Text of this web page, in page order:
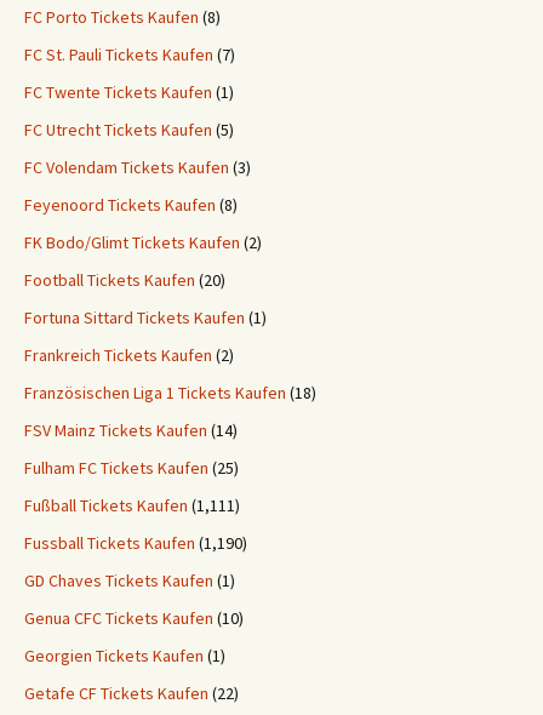
FC Porto Tickets Kaufen (8)
FC St. Pauli Tickets Kaufen (7)
FC Twente Tickets Kaufen (1)
FC Utrecht Tickets Kaufen (5)
FC Volendam Tickets Kaufen (3)
Feyenoord Tickets Kaufen (8)
FK Bodo/Glimt Tickets Kaufen (2)
Football Tickets Kaufen (20)
Fortuna Sittard Tickets Kaufen (1)
Frankreich Tickets Kaufen (2)
Französischen Liga 1 Tickets Kaufen (18)
FSV Mainz Tickets Kaufen (14)
Fulham FC Tickets Kaufen (25)
Fußball Tickets Kaufen (1,111)
Fussball Tickets Kaufen (1,190)
GD Chaves Tickets Kaufen (1)
Genua CFC Tickets Kaufen (10)
Georgien Tickets Kaufen (1)
Getafe CF Tickets Kaufen (22)